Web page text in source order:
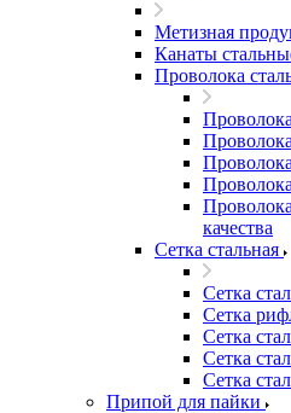
Метизная
Канаты
Проволока
качества
Сетка стальная
Сетка
Сетка
Сетка
Сетка
Сетка
Припой для пайки